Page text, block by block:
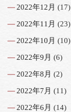
2022年12月 (17)
2022年11月 (23)
2022年10月 (10)
2022年9月 (6)
2022年8月 (2)
2022年7月 (11)
2022年6月 (14)